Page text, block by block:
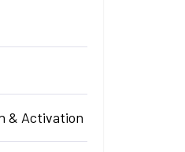
& Activation